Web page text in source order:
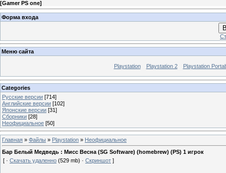
[Gamer PS one]
Форма входа
Меню сайта
Playstation Playstation 2 Playstation
Categories
Русские версии [714]
Английские версии [102]
Японские версии [31]
Сборники [28]
Неофициальное [50]
Главная » Файлы » Playstation » Неофициальное
Бар Белый Медведь : Мисс Весна (SG Software) (homebrew) (PS) 1 игрок
[ · Скачать удаленно (529 mb) · Скриншот ]